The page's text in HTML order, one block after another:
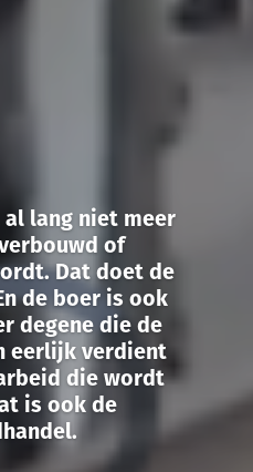
lang niet meer
of
Dat doet de
de boer is ook
degene die de
eerlijk verdient
die wordt
is ook de